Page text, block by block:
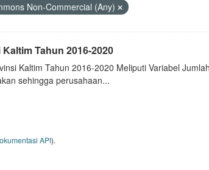
Non-Commercial (Any)
Tahun 2016-2020
Kaltim Tahun 2016-2020 Meliputi Variabel
sehingga perusahaan...
API).